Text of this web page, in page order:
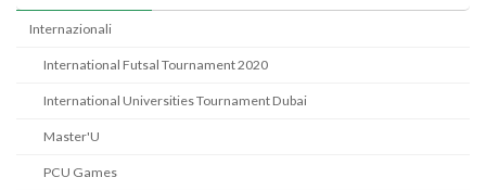
Internazionali
International Futsal Tournament 2020
International Universities Tournament Dubai
Master'U
PCU Games